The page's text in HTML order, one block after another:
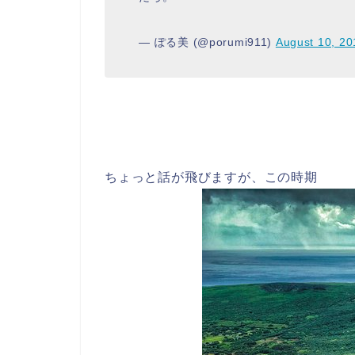
— ぽる美 (@porumi911) August 10,
ちょっと話が飛びますが、この時期